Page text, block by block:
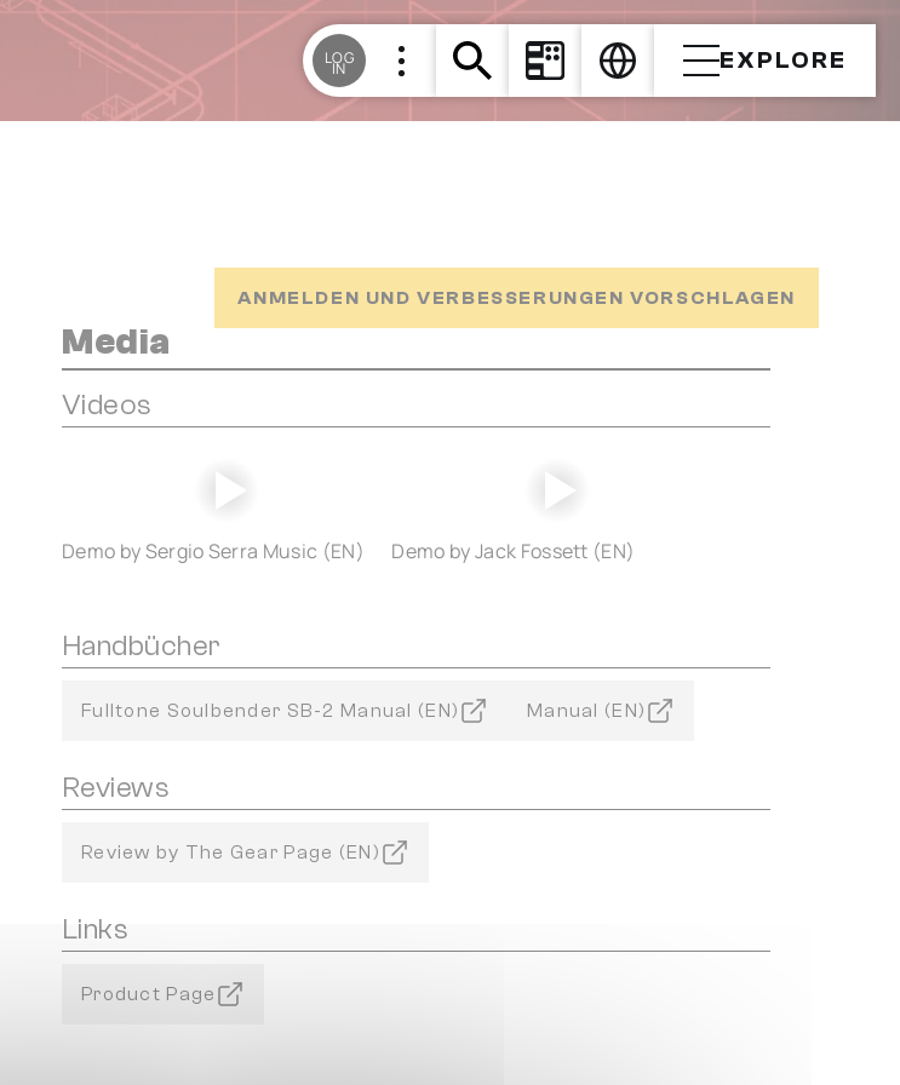
LOG
IN EXPLORE
ANMELDEN UND VERBESSERUNGEN VORSCHLAGEN
Media
Videos
Demo by Sergio Serra Music (EN) Demo by Jack Fossett (EN)
Handbücher
Fulltone Soulbender SB-2 Manual (EN) Manual (EN)
Reviews
Review by The Gear Page (EN)
Links
Product Page